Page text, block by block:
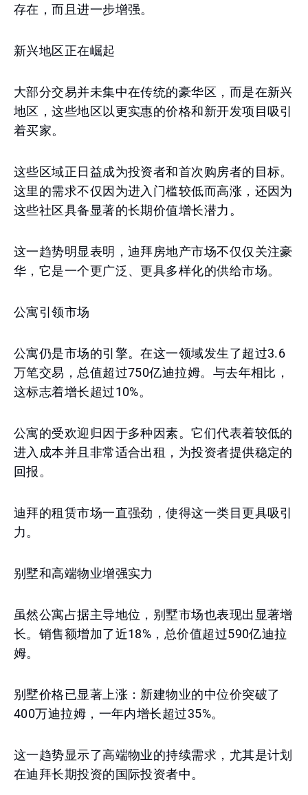
存在，而且进一步增强。
新兴地区正在崛起
大部分交易并未集中在传统的豪华区，而是在新兴
地区，这些地区以更实惠的价格和新开发项目吸引
着买家。
这些区域正日益成为投资者和首次购房者的目标。
这里的需求不仅因为进入门槛较低而高涨，还因为
这些社区具备显著的长期价值增长潜力。
这一趋势明显表明，迪拜房地产市场不仅仅关注豪
华，它是一个更广泛、更具多样化的供给市场。
公寓引领市场
公寓仍是市场的引擎。在这一领域发生了超过3.6
万笔交易，总值超过750亿迪拉姆。与去年相比，
这标志着增长超过10%。
公寓的受欢迎归因于多种因素。它们代表着较低的
进入成本并且非常适合出租，为投资者提供稳定的
回报。
迪拜的租赁市场一直强劲，使得这一类目更具吸引
力。
别墅和高端物业增强实力
虽然公寓占据主导地位，别墅市场也表现出显著增
长。销售额增加了近18%，总价值超过590亿迪拉
姆。
别墅价格已显著上涨：新建物业的中位价突破了
400万迪拉姆，一年内增长超过35%。
这一趋势显示了高端物业的持续需求，尤其是计划
在迪拜长期投资的国际投资者中。